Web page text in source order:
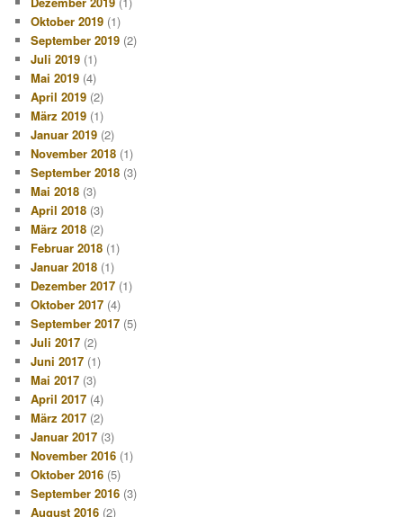
Oktober 2019 (1)
September 2019 (2)
Juli 2019 (1)
Mai 2019 (4)
April 2019 (2)
März 2019 (1)
Januar 2019 (2)
November 2018 (1)
September 2018 (3)
Mai 2018 (3)
April 2018 (3)
März 2018 (2)
Februar 2018 (1)
Januar 2018 (1)
Dezember 2017 (1)
Oktober 2017 (4)
September 2017 (5)
Juli 2017 (2)
Juni 2017 (1)
Mai 2017 (3)
April 2017 (4)
März 2017 (2)
Januar 2017 (3)
November 2016 (1)
Oktober 2016 (5)
September 2016 (3)
August 2016 (2)